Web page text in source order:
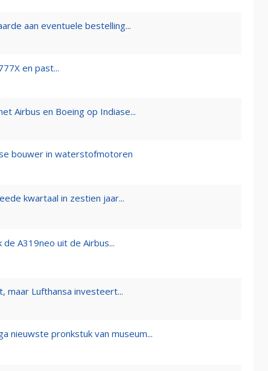
aan eventuele bestelling...
en past...
Airbus en Boeing op Indiase...
bouwer in waterstofmotoren
kwartaal in zestien jaar...
A319neo uit de Airbus...
maar Lufthansa investeert...
nieuwste pronkstuk van museum...